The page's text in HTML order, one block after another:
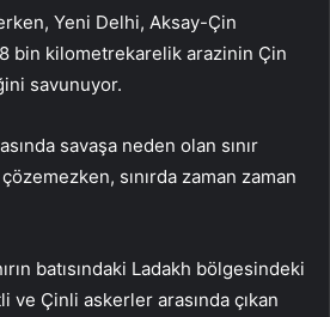
Yeni Delhi, Aksay-Çin
bin kilometrekarelik arazinin Çin
savunuyor.
savaşa neden olan sınır
sınırda zaman zaman
batısındaki Ladakh bölgesindeki
ve Çinli askerler arasında çıkan